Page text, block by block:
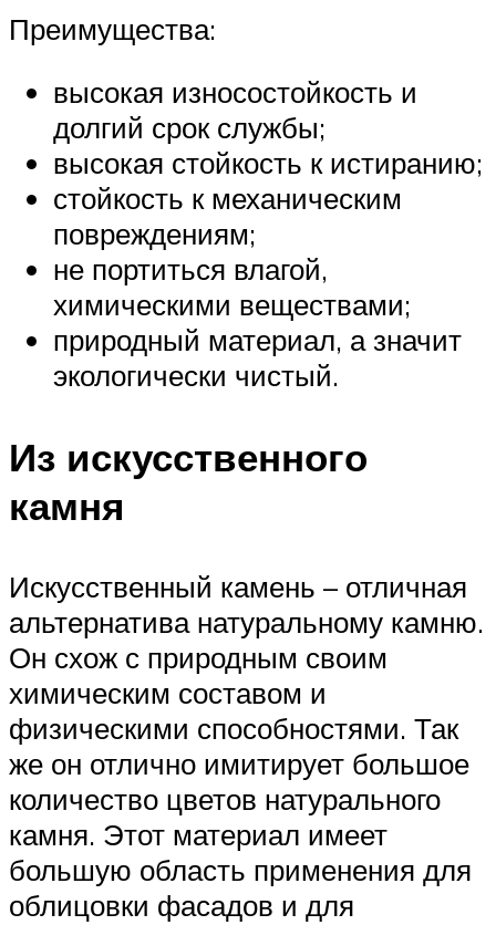
Преимущества:
высокая износостойкость и
долгий срок службы;
высокая стойкость к истиранию;
стойкость к механическим
повреждениям;
не портиться влагой,
химическими веществами;
природный материал, а значит
экологически чистый.
Из искусственного
камня
Искусственный камень – отличная
альтернатива натуральному камню.
Он схож с природным своим
химическим составом и
физическими способностями. Так
же он отлично имитирует большое
количество цветов натурального
камня. Этот материал имеет
большую область применения для
облицовки фасадов и для